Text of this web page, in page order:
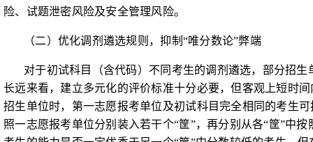
险、试题泄密风险及安全管理风险。
（二）优化调剂遴选规则 ，抑制“唯分数论”弊端
对于初试科目（含代码）不同考生的调剂遴选，部分招
长远来看，建立多元化的评价标准十分必要，但客观上短时
招生单位时，第一志愿报考单位及初试科目完全相同的考生
照一志愿报考单位分别装入若干个“筐”，再分别从各“筐”中